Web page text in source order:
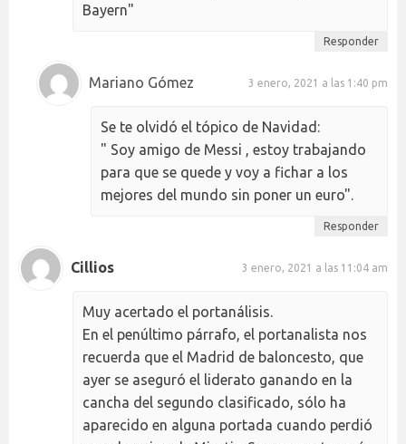
Bayern"
Responder
Mariano Gómez 3 enero, 2021 a las 1:40 pm
Se te olvidó el tópico de Navidad:
" Soy amigo de Messi , estoy trabajando
para que se quede y voy a fichar a los
mejores del mundo sin poner un euro".
Responder
Cillios 3 enero, 2021 a las 11:04 am
Muy acertado el portanálisis.
En el penúltimo párrafo, el portanalista nos
recuerda que el Madrid de baloncesto, que
ayer se aseguró el liderato ganando en la
cancha del segundo clasificado, sólo ha
aparecido en alguna portada cuando perdió